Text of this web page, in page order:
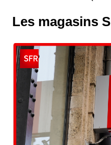
Les magasins